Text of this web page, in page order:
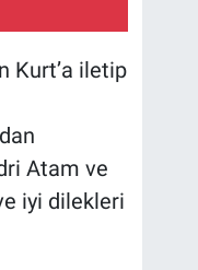
Kurt’a iletip
Atam ve
iyi dilekleri